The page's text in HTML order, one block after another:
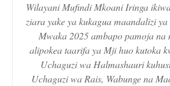
Wilayani Mufindi Mkoani Iringa
ziara yake ya kukagua maandalizi
Mwaka 2025 ambapo pamoja na
alipokea taarifa ya Mji huo kutoka
Uchaguzi wa Halmashauri
Uchaguzi wa Rais, Wabunge na